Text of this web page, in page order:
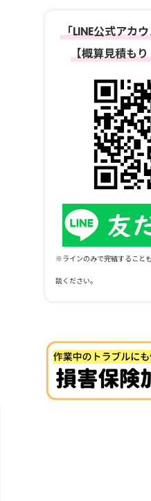
「LINE公式アカ
【概算見積も
※ラインのみで完結すること
談ください。